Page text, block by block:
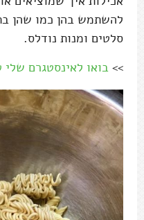
להשתמש בהן כמו שהן
סלטים ומנות נודלס.
>> בואו לאינסטגרם